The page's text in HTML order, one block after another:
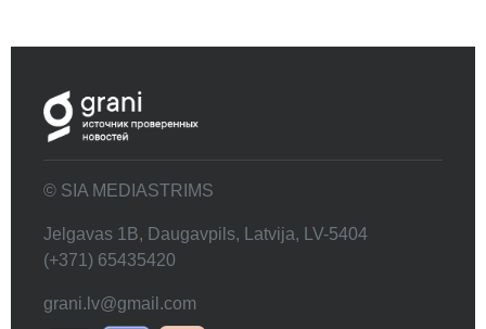
© SIA MEDIASTRIMS
Jelgavas 1B, Daugavpils, Latvija, LV-5404
(+371) 65435420
grani.lv@gmail.com